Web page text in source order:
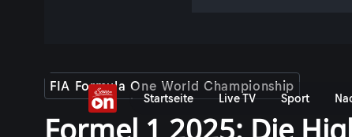
Startseite Live TV Sport
FIA Formula One World Championship